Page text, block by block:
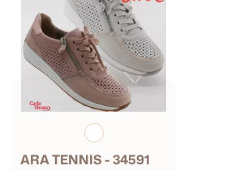
ARA TENNIS - 34591